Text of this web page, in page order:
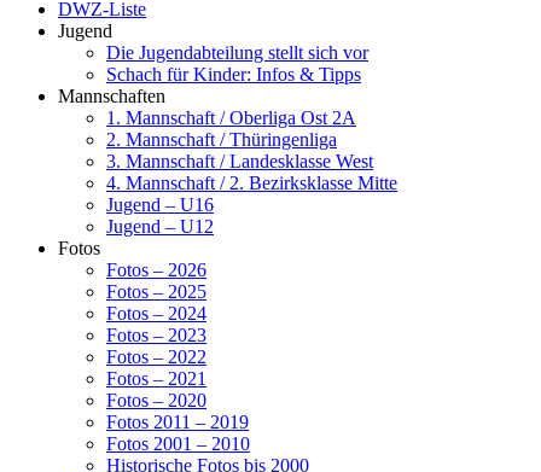
DWZ-Liste
Jugend
Die Jugendabteilung stellt sich vor
Schach für Kinder: Infos & Tipps
Mannschaften
1. Mannschaft / Oberliga Ost 2A
2. Mannschaft / Thüringenliga
3. Mannschaft / Landesklasse West
4. Mannschaft / 2. Bezirksklasse Mitte
Jugend – U16
Jugend – U12
Fotos
Fotos – 2026
Fotos – 2025
Fotos – 2024
Fotos – 2023
Fotos – 2022
Fotos – 2021
Fotos – 2020
Fotos 2011 – 2019
Fotos 2001 – 2010
Historische Fotos bis 2000